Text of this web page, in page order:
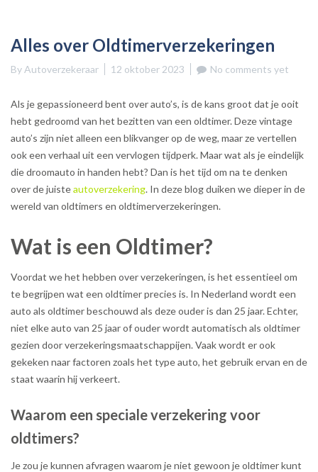
Alles over Oldtimerverzekeringen
By Autoverzekeraar 12 oktober 2023 No comments yet
Als je gepassioneerd bent over auto’s, is de kans groot dat je ooit
hebt gedroomd van het bezitten van een oldtimer. Deze vintage
auto’s zijn niet alleen een blikvanger op de weg, maar ze vertellen
ook een verhaal uit een vervlogen tijdperk. Maar wat als je eindelijk
die droomauto in handen hebt? Dan is het tijd om na te denken
over de juisteautoverzekering. In deze blog duiken we dieper in de
wereld van oldtimers en oldtimerverzekeringen.
Wat is een Oldtimer?
Voordat we het hebben over verzekeringen, is het essentieel om
te begrijpen wat een oldtimer precies is. In Nederland wordt een
auto als oldtimer beschouwd als deze ouder is dan 25 jaar. Echter,
niet elke auto van 25 jaar of ouder wordt automatisch als oldtimer
gezien door verzekeringsmaatschappijen. Vaak wordt er ook
gekeken naar factoren zoals het type auto, het gebruik ervan en de
staat waarin hij verkeert.
Waarom een speciale verzekering voor
oldtimers?
Je zou je kunnen afvragen waarom je niet gewoon je oldtimer kunt